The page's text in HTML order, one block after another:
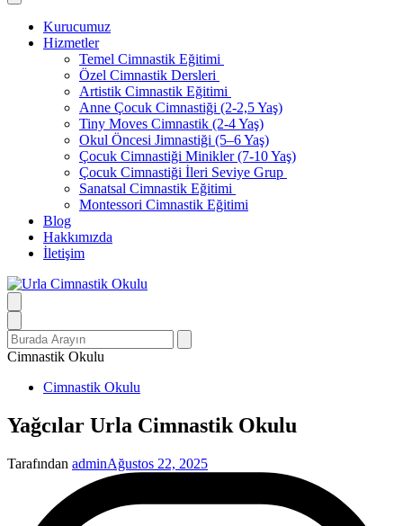
Kurucumuz
Hizmetler
Temel Cimnastik Eğitimi
Özel Cimnastik Dersleri
Artistik Cimnastik Eğitimi
Anne Çocuk Cimnastiği (2-2,5 Yaş)
Tiny Moves Cimnastik (2-4 Yaş)
Okul Öncesi Jimnastiği (5–6 Yaş)
Çocuk Cimnastiği Minikler (7-10 Yaş)
Çocuk Cimnastiği İleri Seviye Grup
Sanatsal Cimnastik Eğitimi
Montessori Cimnastik Eğitimi
Blog
Hakkımızda
İletişim
Search
for:
Cimnastik Okulu
YayınlananCimnastik Okulu
Yağcılar Urla Cimnastik Okulu
Tarafından adminAğustos 22, 2025